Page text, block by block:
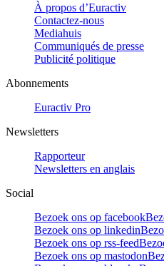
À propos d’Euractiv
Contactez-nous
Mediahuis
Communiqués de presse
Publicité politique
Abonnements
Euractiv Pro
Newsletters
Rapporteur
Newsletters en anglais
Social
Bezoek ons op facebook
Bezoek ons op linkedin
Bezoek ons op rss-feed
Bezoek ons op mastodon